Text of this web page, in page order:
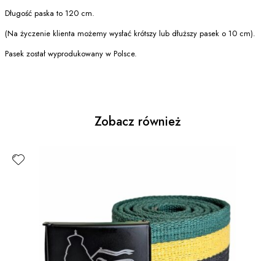
Długość paska to 120 cm.
(Na życzenie klienta możemy wysłać krótszy lub dłuższy pasek o 10 cm).
Pasek został wyprodukowany w Polsce.
Zobacz również